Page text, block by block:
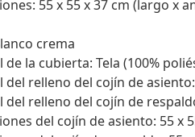
55 x 55 x 37 cm (largo x
crema
de la cubierta: Tela (100%
del relleno del cojín de
del relleno del cojín de
del cojín de asiento: 55 x